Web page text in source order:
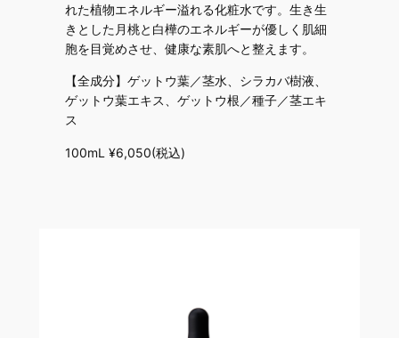
れた植物エネルギー溢れる化粧水です。生き生
きとした月桃と白樺のエネルギーが優しく肌細
胞を目覚めさせ、健康な素肌へと整えます。
【全成分】ゲットウ葉／茎水、シラカバ樹液、
ゲットウ葉エキス、ゲットウ根／種子／茎エキ
ス
100mL ¥6,050(税込)